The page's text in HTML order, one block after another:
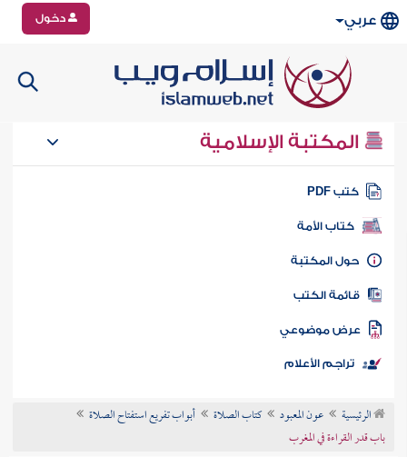
عربي دخول
المكتبة الإسلامية
كتب PDF
كتاب الأمة
المكتبة
الكتب
موضوعي
تراجم الأعلام
الرئيسية عون المعبود كتاب الصلاة
أبواب تفريع استفتاح الصلاة
باب قدر القراءة في المغرب